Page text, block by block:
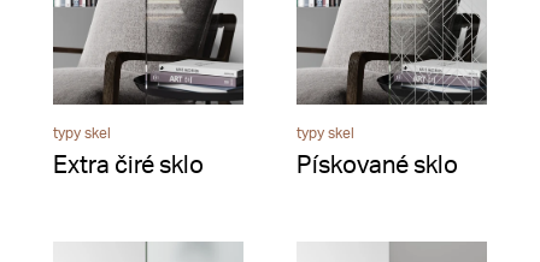
typy skel
Extra čiré sklo
typy skel
Pískované sklo